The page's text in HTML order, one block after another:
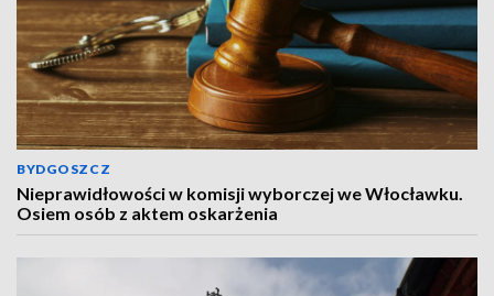
BYDGOSZCZ
Nieprawidłowości w komisji wyborczej we Włocławku.
Osiem osób z aktem oskarżenia